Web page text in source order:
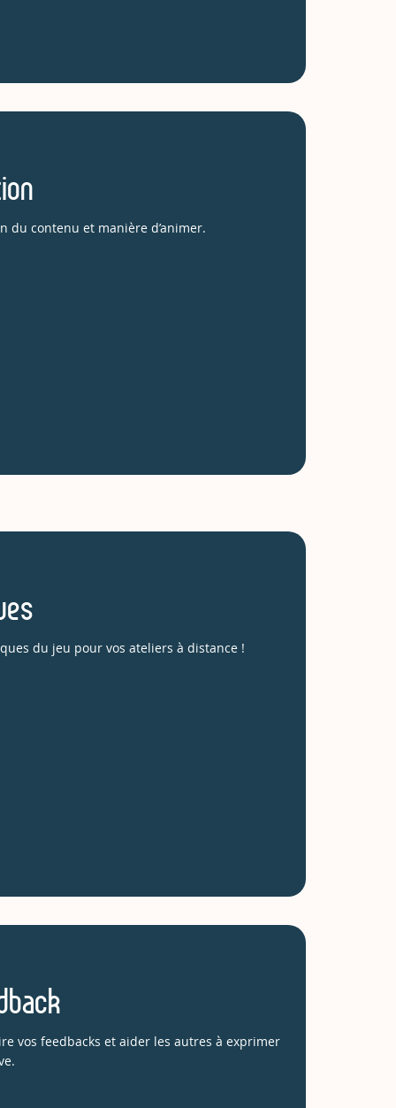
du contenu et manière d’animer.
du jeu pour vos ateliers à distance !
vos feedbacks et aider les autres à exprimer